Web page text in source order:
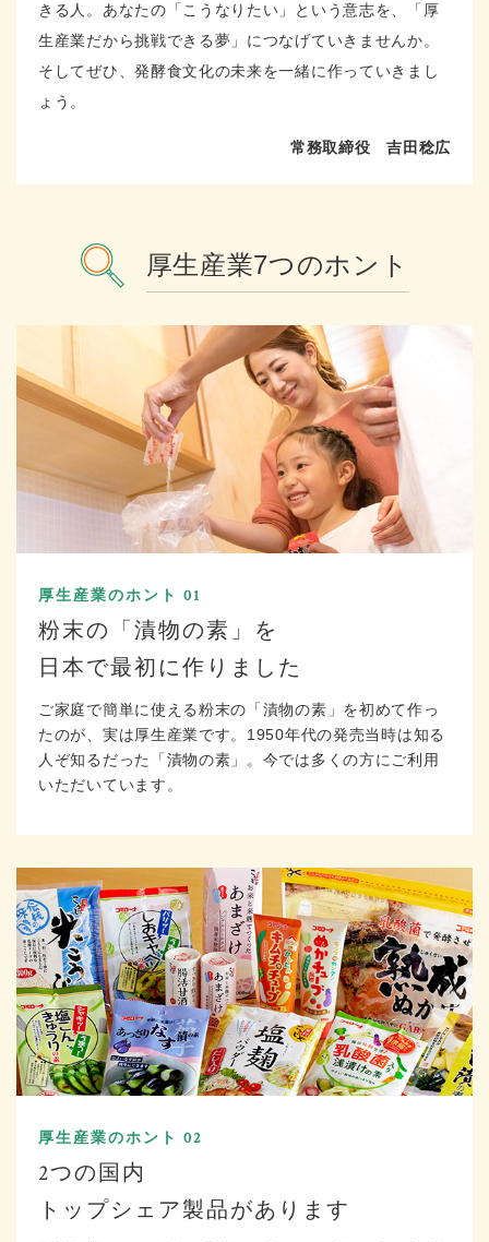
きる人。あなたの「こうなりたい」という意志を、「厚
生産業だから挑戦できる夢」につなげていきませんか。
そしてぜひ、発酵食文化の未来を一緒に作っていきまし
ょう。
常務取締役 吉田稔広
厚生産業7つのホント
厚生産業のホント 01
粉末の「漬物の素」を
日本で最初に作りました
ご家庭で簡単に使える粉末の「漬物の素」を初めて作っ
たのが、実は厚生産業です。1950年代の発売当時は知る
人ぞ知るだった「漬物の素」。今では多くの方にご利用
いただいています。
厚生産業のホント 02
2つの国内
トップシェア製品があります